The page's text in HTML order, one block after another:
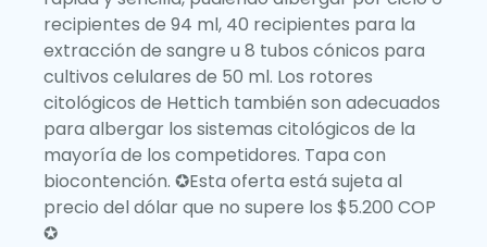
recipientes de 94 ml, 40 recipientes para la
extracción de sangre u 8 tubos cónicos para
cultivos celulares de 50 ml. Los rotores
citológicos de Hettich también son adecuados
para albergar los sistemas citológicos de la
mayoría de los competidores. Tapa con
biocontención. ✪Esta oferta está sujeta al
precio del dólar que no supere los $5.200 COP
✪